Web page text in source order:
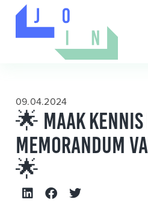
09.04.2024
🌟 Maak
memorandum
🌟